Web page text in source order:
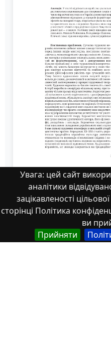
Увага: цей сайт
аналітики
зацікавленості
сторінці Політика
ви
Прийняти
254666-